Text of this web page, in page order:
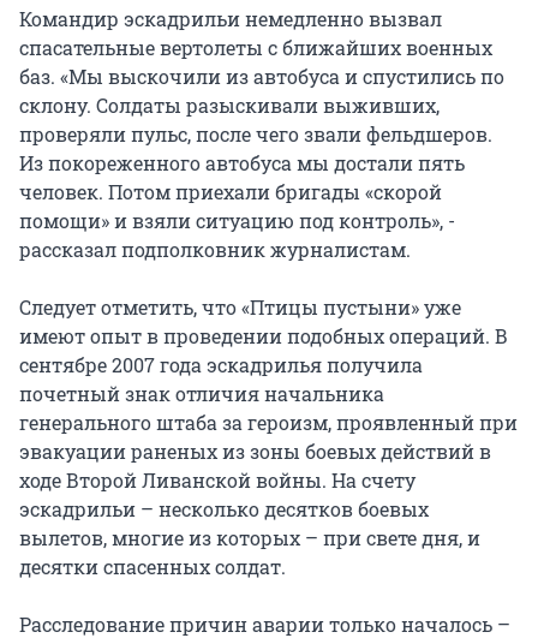
Командир эскадрильи немедленно вызвал
спасательные вертолеты с ближайших военных
баз. «Мы выскочили из автобуса и спустились по
склону. Солдаты разыскивали выживших,
проверяли пульс, после чего звали фельдшеров.
Из покореженного автобуса мы достали пять
человек. Потом приехали бригады «скорой
помощи» и взяли ситуацию под контроль», -
рассказал подполковник журналистам.
Следует отметить, что «Птицы пустыни» уже
имеют опыт в проведении подобных операций. В
сентябре 2007 года эскадрилья получила
почетный знак отличия начальника
генерального штаба за героизм, проявленный при
эвакуации раненых из зоны боевых действий в
ходе Второй Ливанской войны. На счету
эскадрильи – несколько десятков боевых
вылетов, многие из которых – при свете дня, и
десятки спасенных солдат.
Расследование причин аварии только началось –